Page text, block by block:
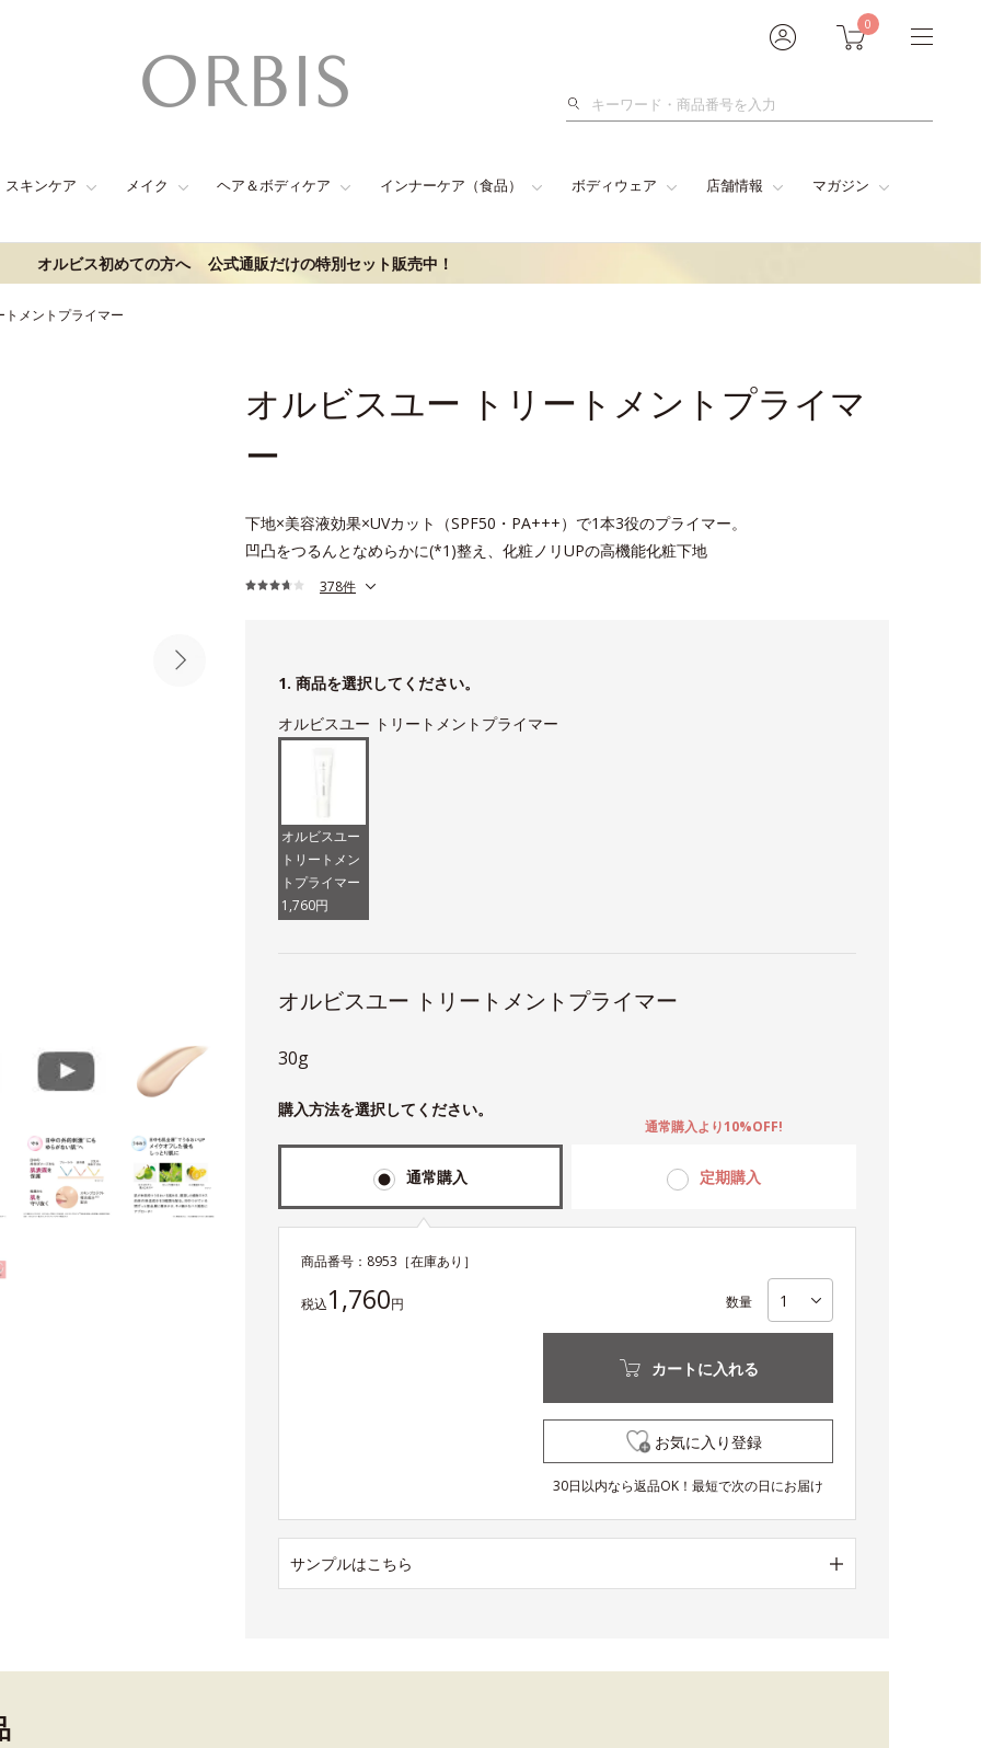
0
検
スキンケア メイク ヘア＆ボディケア インナーケア（食品） ボディウェア 店舗情報 マガジン
オルビス初めての方へ 公式通販だけの特別セット販売中！
メントプライマー
オルビスユー トリートメントプライマ
ー
下地×美容液効果×UVカット（SPF50・PA+++）で1本3役のプライマー。
凹凸をつるんとなめらかに(*1)整え、化粧ノリUPの高機能化粧下地
378件
1. 商品を選択してください。
オルビスユー トリートメントプライマー
オルビスユー
トリートメン
トプライマー
1,760円
オルビスユー トリートメントプライマー
30g
購入方法を選択してください。
通常購入 定期購入
通常購入より10%OFF!
商品番号： 8953 ［在庫あり］
税込1,760円 数量
カートに入れる
お気に入り登録
30日以内なら返品OK！最短で次の日にお届け
サンプルはこちら